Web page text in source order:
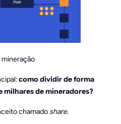
como dividir de forma
milhares de mineradores?
chamadoshare.